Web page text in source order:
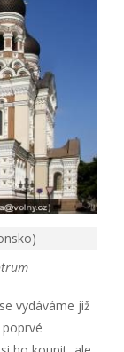
vydáváme již